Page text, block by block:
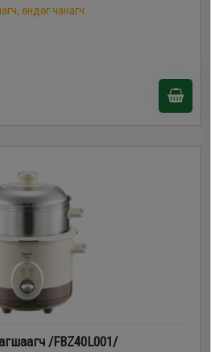
өндөг чанагч
/FBZ40L001/